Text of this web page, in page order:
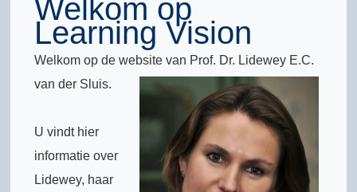
Welkom op
Learning Vision
Welkom op de website van Prof. Dr. Lidewey E.C.
van der Sluis.
U vindt hier
informatie over
Lidewey, haar